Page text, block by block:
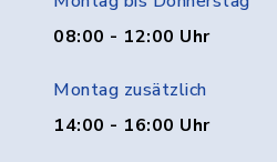
08:00 - 12:00 Uhr
Montag zusätzlich
14:00 - 16:00 Uhr